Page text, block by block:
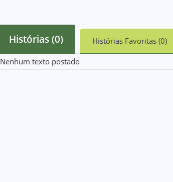
Histórias (0) Histórias Favoritas (0)
Nenhum texto postado